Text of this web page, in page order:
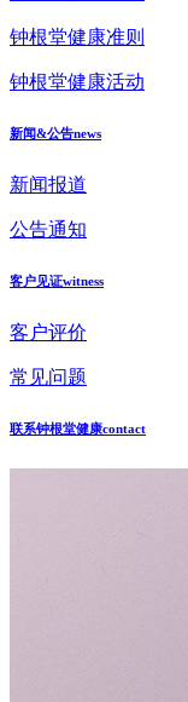
钟根堂健康准则
钟根堂健康活动
新闻&公告news
新闻报道
公告通知
客户见证witness
客户评价
常见问题
联系钟根堂健康contact